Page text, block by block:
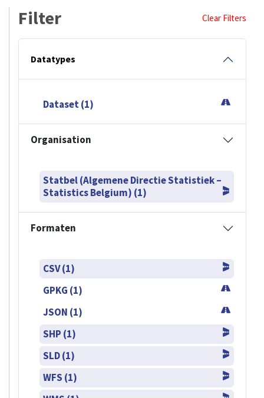
Filter Clear Filters
Datatypes
Dataset (1)
Organisation
Statbel (Algemene Directie Statistiek –
Statistics Belgium) (1)
Formaten
CSV (1)
GPKG (1)
JSON (1)
SHP (1)
SLD (1)
WFS (1)